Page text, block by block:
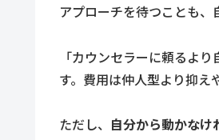
アプローチを待つことも、
「カウンセラーに頼るよ
す。費用は仲人型より抑え
ただし、 自分から動かなけ